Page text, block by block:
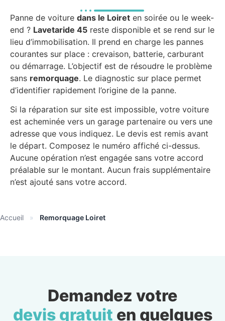
Panne de voiture dans le Loiret en soirée ou le week-
end ? Lavetaride 45 reste disponible et se rend sur le
lieu d’immobilisation. Il prend en charge les pannes
courantes sur place : crevaison, batterie, carburant
ou démarrage. L’objectif est de résoudre le problème
sans remorquage. Le diagnostic sur place permet
d’identifier rapidement l’origine de la panne.
Si la réparation sur site est impossible, votre voiture
est acheminée vers un garage partenaire ou vers une
adresse que vous indiquez. Le devis est remis avant
le départ. Composez le numéro affiché ci-dessus.
Aucune opération n’est engagée sans votre accord
préalable sur le montant. Aucun frais supplémentaire
n’est ajouté sans votre accord.
Accueil » Remorquage Loiret
Demandez votre
devis gratuit en quelques